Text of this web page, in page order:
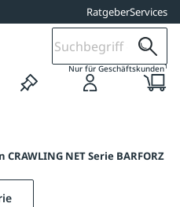
RatgeberServices
Nur für Geschäftskunden1
NET Serie BARFORZ